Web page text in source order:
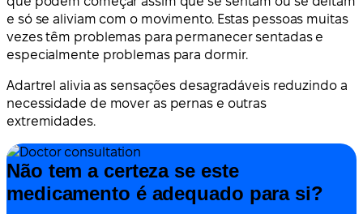
e só se aliviam com o movimento. Estas pessoas muitas
vezes têm problemas para permanecer sentadas e
especialmente problemas para dormir.
Adartrel alivia as sensações desagradáveis reduzindo a
necessidade de mover as pernas e outras
extremidades.
Não tem a certeza se este
medicamento é adequado para si?